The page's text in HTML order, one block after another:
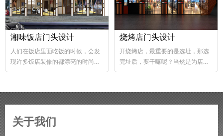
湘味饭店门头设计
人们在饭店里面吃饭的时候，会发
现许多饭店装修的都漂亮的时尚，
好的饭店装修，也能够...
烧烤店门头设计
开烧烤店，最重要的是选址，那选
完址后，要干嘛呢？当然是为店铺
装修了，要知道烧烤店的装修...
关于我们